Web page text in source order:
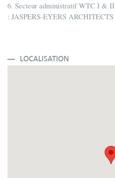
6. Secteur administratif WTC I &
: JASPERS-EYERS ARCHITECTS
LOCALISATION